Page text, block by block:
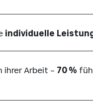
individuelle
ihrer Arbeit – 70 %